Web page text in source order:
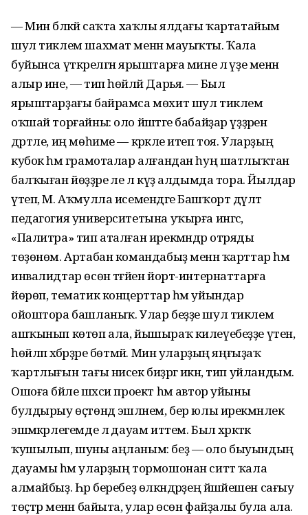
— Мин бәләкәй саҡта хаҡлы ялдағы ҡартатайым
шул тиклем шахмат менән мауыҡты. Ҡала
буйынса үткәрелгән ярыштарға мине лә үҙе менән
алыр ине, — тип һөйләй Дарья. — Был
ярыштарҙағы байрамса мөхит шул тиклем
оҡшай торғайны: оло йәштәге бабайҙар үҙҙәрен
дәртле, иң мөһиме — кәрәкле итеп тоя. Уларҙың
кубок һәм грамоталар алғандан һуң шатлыҡтан
балҡыған йөҙҙәре әле лә күҙ алдымда тора. Йылдар
үтеп, М. Аҡмулла исемендәге Башҡорт дәүләт
педагогия университетына уҡырға ингәс,
«Палитра» тип аталған ирекмәндәр отряды
төҙөнөм. Артабан командабыҙ менән ҡарттар һәм
инвалидтар өсөн тәғәйен йорт-интернаттарға
йөрөп, тематик концерттар һәм уйындар
ойоштора башланыҡ. Улар беҙҙе шул тиклем
ашҡынып көтөп ала, йышыраҡ килеүебеҙҙе үтенә,
һөйләп хәбәрҙәре бөтмәй. Мин уларҙың яңғыҙаҡ
ҡартлығын тағы нисек биҙәргә икән, тип уйландым.
Ошоға бәйле шәхси проект һәм автор уйыны
булдырыу өҫтөндә эшләнем, бер юлы ирекмәнлек
эшмәкәрлегемде лә дауам иттем. Был хәрәкәткә
ҡушылып, шуны аңланым: беҙ — оло быуындың
дауамы һәм уларҙың тормошонан ситтә ҡала
алмайбыҙ. Һәр беребеҙ өлкәндәрҙең йәшәйешен сағыу
төҫтәр менән байыта, улар өсөн файҙалы була ала.